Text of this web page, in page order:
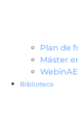
Plan de
Máster
Biblioteca